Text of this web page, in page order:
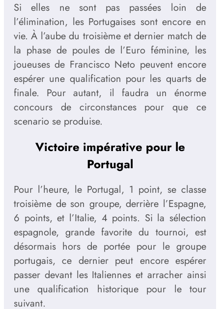
Si elles ne sont pas passées loin de
l’élimination, les Portugaises sont encore en
vie. À l’aube du troisième et dernier match de
la phase de poules de l’Euro féminine, les
joueuses de Francisco Neto peuvent encore
espérer une qualification pour les quarts de
finale. Pour autant, il faudra un énorme
concours de circonstances pour que ce
scenario se produise.
Victoire impérative pour le
Portugal
Pour l’heure, le Portugal, 1 point, se classe
troisième de son groupe, derrière l’Espagne,
6 points, et l’Italie, 4 points. Si la sélection
espagnole, grande favorite du tournoi, est
désormais hors de portée pour le groupe
portugais, ce dernier peut encore espérer
passer devant les Italiennes et arracher ainsi
une qualification historique pour le tour
suivant.